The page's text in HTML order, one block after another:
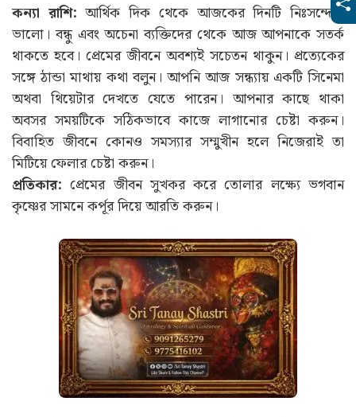
কন্যা রাশি: আর্থিক দিক থেকে আজকের দিনটি নিঃসন্দেহে
ভালো। বন্ধু এবং অচেনা ব্যক্তিদের থেকে আজ আপনাকে সতর্ক
থাকতে হবে। প্রেমের জীবনে অবশ্যই সচেতন থাকুন। প্রত্যেকের
সঙ্গে ঠান্ডা মাথায় কথা বলুন। আপনি আজ সন্ধ্যায় একটি সিনেমা
অথবা থিয়েটার দেখতে যেতে পারেন। আপনার কাছে থাকা
অবসর সময়টিকে সঠিকভাবে কাজে লাগানোর চেষ্টা করুন।
বিবাহিত জীবনে কোনও সমস্যার সম্মুখীন হলে নিজেরাই তা
মিটিয়ে ফেলার চেষ্টা করুন।
প্রতিকার: প্রেমের জীবন সুখকর করে তোলার লক্ষ্যে ভগবান
কৃষ্ণের সামনে কর্পূর দিয়ে আরতি করুন।